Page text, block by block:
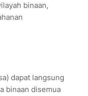
binaan,
dapat langsung
binaan disemua